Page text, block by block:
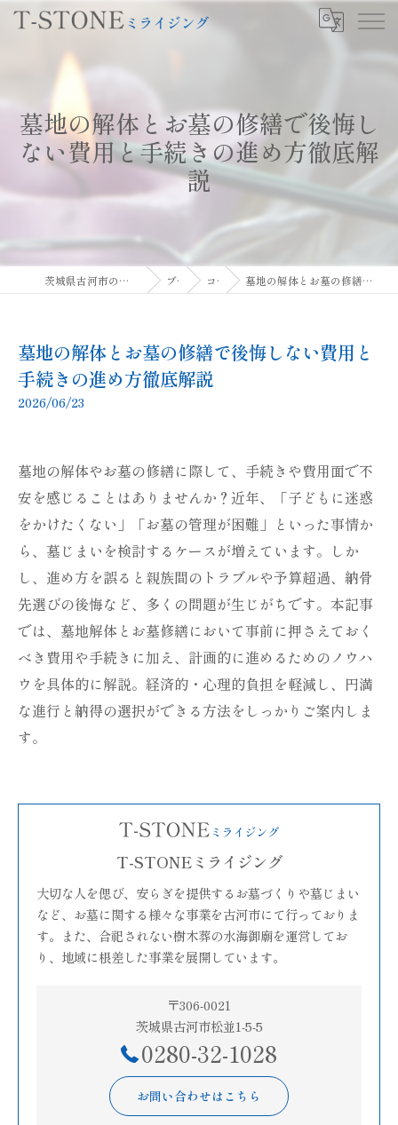
墓地の解体とお墓の修繕で後悔し
ない費用と手続きの進め方徹底解
説
茨城県古河市のお墓ならT-STONEミライジング ブログ コラム 墓地の解体とお墓の修繕で後悔しない費用と手続きの進め方徹底解説
墓地の解体とお墓の修繕で後悔しない費用と
手続きの進め方徹底解説
2026/06/23
墓地の解体やお墓の修繕に際して、手続きや費用面で不
安を感じることはありませんか？近年、「子どもに迷惑
をかけたくない」「お墓の管理が困難」といった事情か
ら、墓じまいを検討するケースが増えています。しか
し、進め方を誤ると親族間のトラブルや予算超過、納骨
先選びの後悔など、多くの問題が生じがちです。本記事
では、墓地解体とお墓修繕において事前に押さえておく
べき費用や手続きに加え、計画的に進めるためのノウハ
ウを具体的に解説。経済的・心理的負担を軽減し、円満
な進行と納得の選択ができる方法をしっかりご案内しま
す。
T-STONEミライジング
大切な人を偲び、安らぎを提供するお墓づくりや墓じまい
など、お墓に関する様々な事業を古河市にて行っておりま
す。また、合祀されない樹木葬の水海御廟を運営してお
り、地域に根差した事業を展開しています。
〒306-0021
茨城県古河市松並1-5-5
0280-32-1028
お問い合わせはこちら